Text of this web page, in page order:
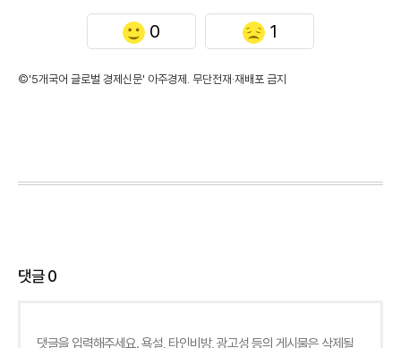
0 1
©'5개국어 글로벌 경제신문' 아주경제. 무단전재·재배포 금지
댓글0